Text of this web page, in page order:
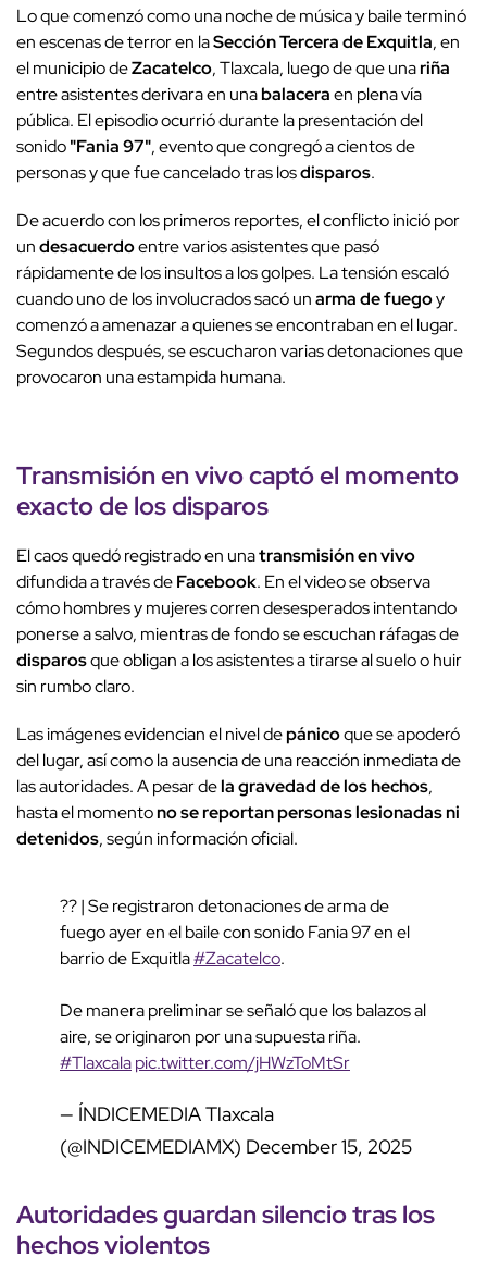
Lo que comenzó como una noche de música y baile terminó
en escenas de terror en laSección Tercera de Exquitla, en
el municipio deZacatelco, Tlaxcala, luego de que unariña
entre asistentes derivara en unabalaceraen plena vía
pública. El episodio ocurrió durante la presentación del
sonido"Fania 97", evento que congregó a cientos de
personas y que fue cancelado tras losdisparos.
De acuerdo con los primeros reportes, el conflicto inició por
undesacuerdoentre varios asistentes que pasó
rápidamente de los insultos a los golpes. La tensión escaló
cuando uno de los involucrados sacó unarma de fuegoy
comenzó a amenazar a quienes se encontraban en el lugar.
Segundos después, se escucharon varias detonaciones que
provocaron una estampida humana.
Transmisión en vivo captó el momento
exacto de losdisparos
El caos quedó registrado en unatransmisión en vivo
difundida a través deFacebook. En el video se observa
cómo hombres y mujeres corren desesperados intentando
ponerse a salvo, mientras de fondo se escuchan ráfagas de
disparosque obligan a los asistentes a tirarse al suelo o huir
sin rumbo claro.
Las imágenes evidencian el nivel depánicoque se apoderó
del lugar, así como la ausencia de una reacción inmediata de
las autoridades. A pesar dela gravedad de los hechos,
hasta el momentono se reportan personas lesionadas ni
detenidos, según información oficial.
?? | Se registraron detonaciones de arma de
fuego ayer en el baile con sonido Fania 97 en el
barrio de Exquitla#Zacatelco.
De manera preliminar se señaló que los balazos al
aire, se originaron por una supuesta riña.
#Tlaxcalapic.twitter.com/jHWzToMtSr
— ÍNDICEMEDIA Tlaxcala
(@INDICEMEDIAMX) December 15, 2025
Autoridades guardan silencio tras los
hechos violentos